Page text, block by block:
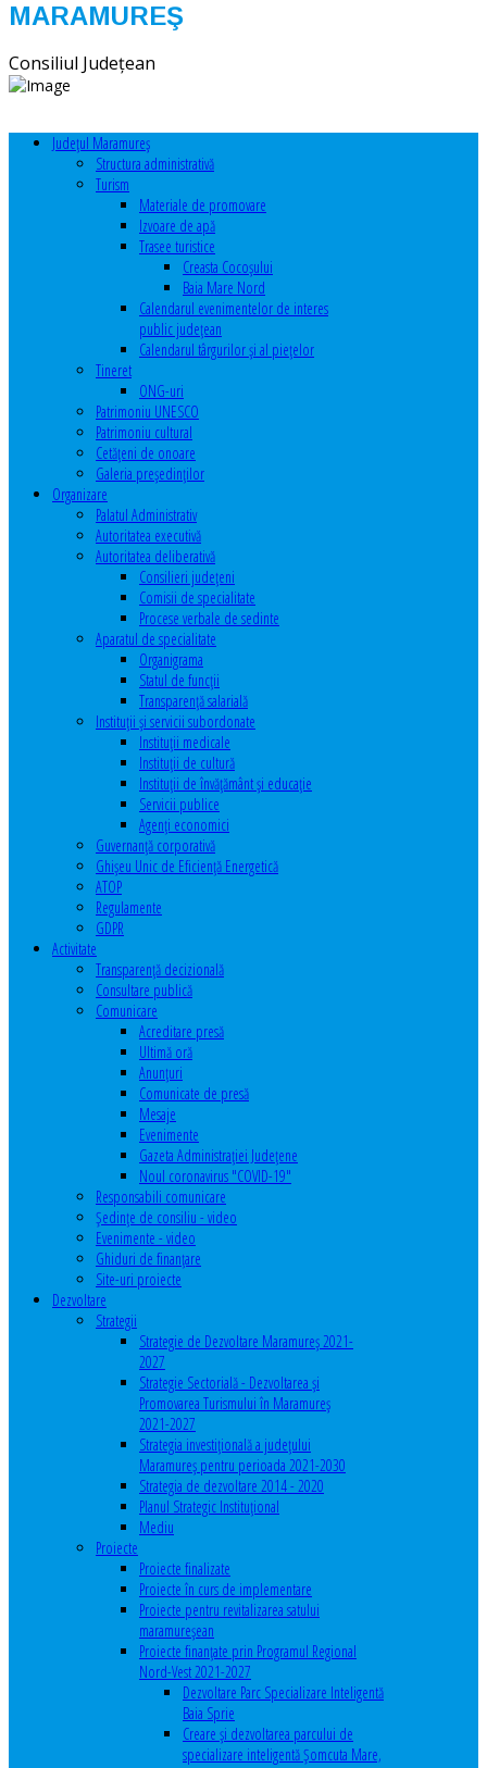
MARAMUREŞ
Consiliul Judeţean
Judeţul Maramureş
Structura administrativă
Turism
Materiale de promovare
Izvoare de apă
Trasee turistice
Creasta Cocoșului
Baia Mare Nord
Calendarul evenimentelor de interes
public judeţean
Calendarul târgurilor şi al pieţelor
Tineret
ONG-uri
Patrimoniu UNESCO
Patrimoniu cultural
Cetăţeni de onoare
Galeria președinților
Organizare
Palatul Administrativ
Autoritatea executivă
Autoritatea deliberativă
Consilieri judeţeni
Comisii de specialitate
Procese verbale de sedinte
Aparatul de specialitate
Organigrama
Statul de funcții
Transparență salarială
Instituţii şi servicii subordonate
Instituţii medicale
Instituţii de cultură
Instituţii de învăţământ şi educaţie
Servicii publice
Agenţi economici
Guvernanță corporativă
Ghişeu Unic de Eficienţă Energetică
ATOP
Regulamente
GDPR
Activitate
Transparenţă decizională
Consultare publică
Comunicare
Acreditare presă
Ultimă oră
Anunţuri
Comunicate de presă
Mesaje
Evenimente
Gazeta Administraţiei Judeţene
Noul coronavirus "COVID-19"
Responsabili comunicare
Şedinţe de consiliu - video
Evenimente - video
Ghiduri de finanţare
Site-uri proiecte
Dezvoltare
Strategii
Strategie de Dezvoltare Maramureș 2021-
2027
Strategie Sectorială - Dezvoltarea și
Promovarea Turismului în Maramureș
2021-2027
Strategia investiţională a județului
Maramureș pentru perioada 2021-2030
Strategia de dezvoltare 2014 - 2020
Planul Strategic Instituţional
Mediu
Proiecte
Proiecte finalizate
Proiecte în curs de implementare
Proiecte pentru revitalizarea satului
maramureşean
Proiecte finanțate prin Programul Regional
Nord-Vest 2021-2027
Dezvoltare Parc Specializare Inteligentă
Baia Sprie
Creare și dezvoltarea parcului de
specializare inteligentă Șomcuta Mare,